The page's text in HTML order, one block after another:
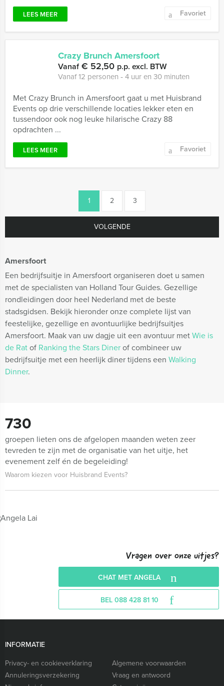
Amersfoort
Een bedrijfsuitje in Amersfoort organiseren doet u samen
met de specialisten van Holland Tour Guides. Gezellige
rondleidingen door heel Nederland met de beste
stadsgidsen. Bekijk hieronder onze complete lijst van
feestelijke, gezellige en avontuurlijke bedrijfsuitjes
Amersfoort. Maak van uw dagje uit een avontuur metWie is
de Ratof Ranking the Stars Dinerof combineer uw
bedrijfsuitje met een heerlijk diner tijdens een Walking
Dinner.
LEES MEER Favoriet
Crazy Brunch Amersfoort
Vanaf€ 52,50 p.p. excl. BTW
Vanaf 12 personen ‐ 4 uur en 30 minuten
Met Crazy Brunch in Amersfoort gaat u met Huisbrand
Events op drie verschillende locaties lekker eten en
tussendoor ook nog leuke hilarische Crazy 88
opdrachten ...
LEES MEER Favoriet
1 2 3
VOLGENDE
730
groepen lieten ons de afgelopen maanden weten zeer
tevreden te zijn met de organisatie van het uitje, het
evenement zelf én de begeleiding!
Waarom kiezen voor Huisbrand Events?
Vragen over onze uitjes?
CHAT MET ANGELA
BEL 088 428 81 10
INFORMATIE
Privacy- en cookieverklaring
Algemene voorwaarden
Annuleringsverzekering
Vraag en antwoord